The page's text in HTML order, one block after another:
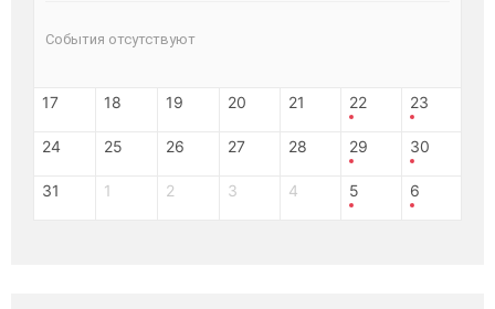
События отсутствуют
17 18 19 20 21 22 23
24 25 26 27 28 29 30
31 1 2 3 4 5 6